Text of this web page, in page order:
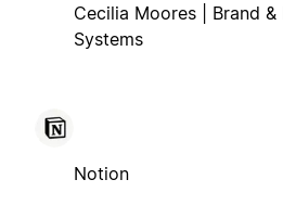
Cecilia Moores | Brand &
Systems
Notion